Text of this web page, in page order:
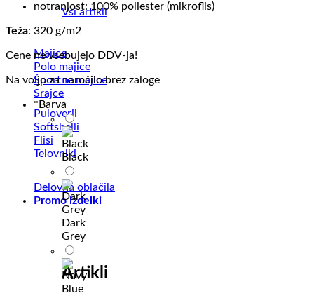
Vsi artikli
Majice
Polo majice
Športne majice
Srajce
Puloverji
Softshelli
Flisi
Telovniki
Delovna oblačila
Promo izdelki
Artikli
notranjost: 100% poliester (mikroflis)
Teža: 320 g/m2
Cene ne vsebujejo DDV-ja!
Na voljo za naročilo brez zaloge
* Barva
Black
Dark
Grey